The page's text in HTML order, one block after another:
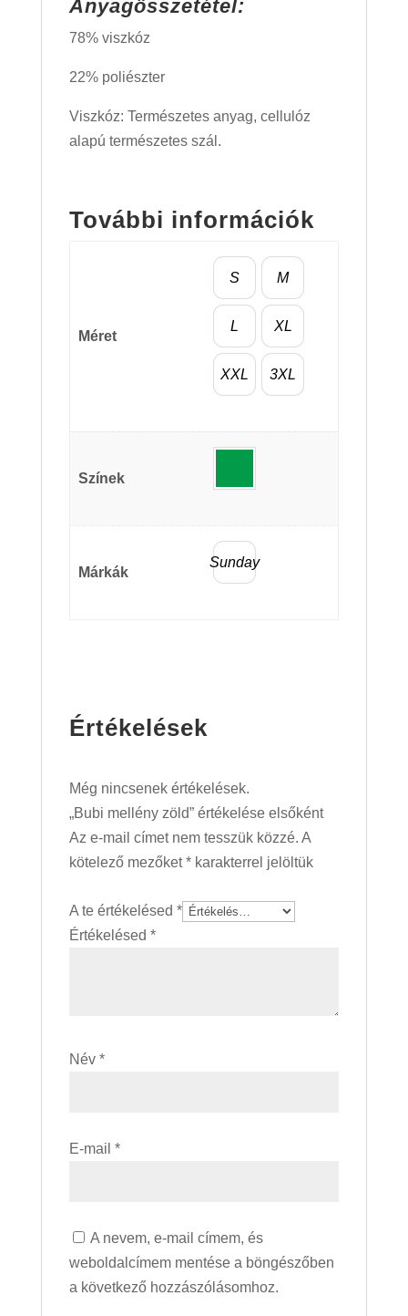
Anyagösszetétel:
78% viszkóz
22% poliészter
Viszkóz: Természetes anyag, cellulóz
alapú természetes szál.
További információk
Méret
S M
L XL
XXL 3XL
Színek
Márkák
Sunday
Értékelések
Még nincsenek értékelések.
„Bubi mellény zöld” értékelése elsőként
Az e-mail címet nem tesszük közzé. A
kötelező mezőket*karakterrel jelöltük
A te értékelésed *
Értékelésed *
Név *
E-mail *
A nevem, e-mail címem, és
weboldalcímem mentése a böngészőben
a következő hozzászólásomhoz.